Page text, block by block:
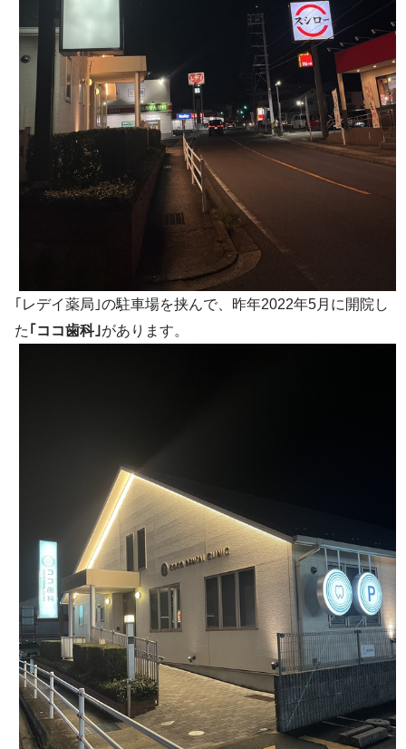
｢レデイ薬局｣の駐車場を挟んで、昨年2022年5月に開院し
た ｢ココ歯科｣があります。